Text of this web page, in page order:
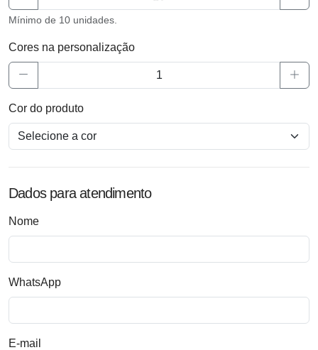
Mínimo de 10 unidades.
Cores na personalização
Cor do produto
Dados para atendimento
Nome
WhatsApp
E-mail